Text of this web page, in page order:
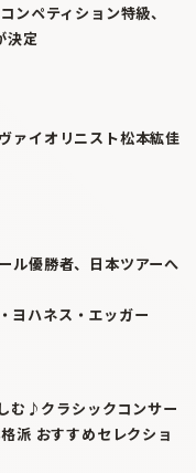
ンペティション特級、
決定
ァイオリニスト松本紘佳
ル優勝者、日本ツアーへ
ヨハネス・エッガー
む♪クラシックコンサー
派 おすすめセレクショ